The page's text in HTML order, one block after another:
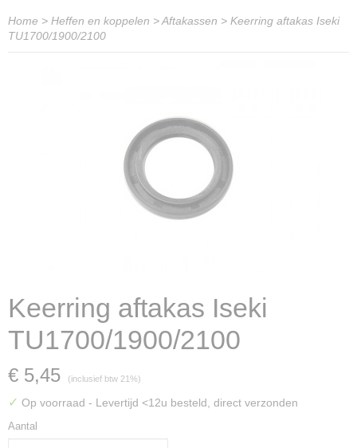
Home > Heffen en koppelen >Aftakassen > Keerring aftakas Iseki
TU1700/1900/2100
Keerring aftakas Iseki
TU1700/1900/2100
€ 5,45 (inclusief btw 21%)
✓ Op voorraad - Levertijd <12u besteld, direct verzonden
Aantal